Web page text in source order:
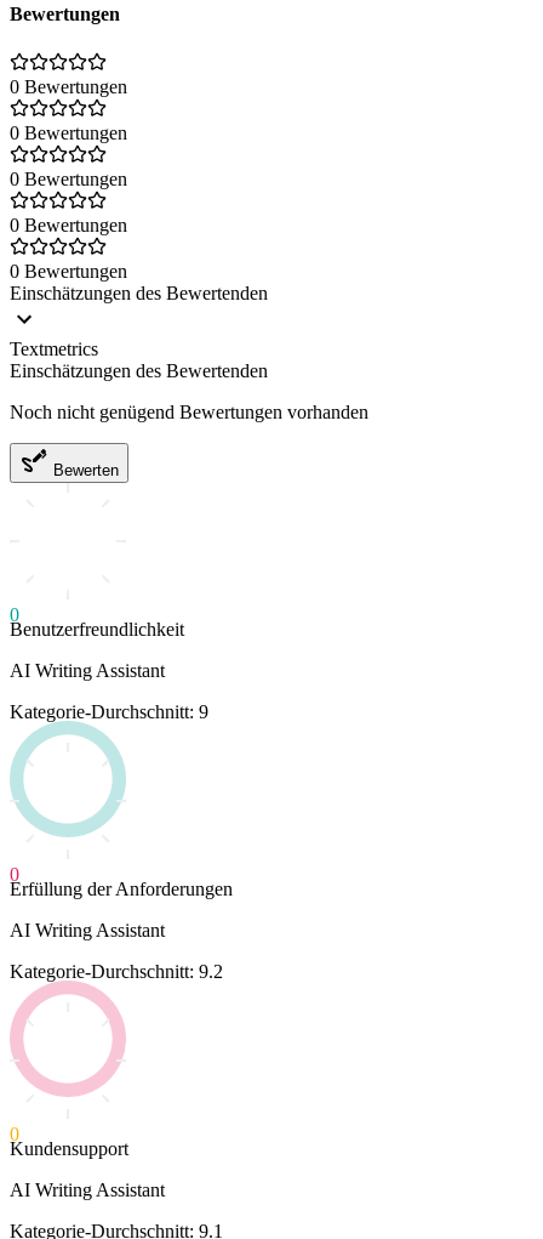
Bewertungen
0 Bewertungen
0 Bewertungen
0 Bewertungen
0 Bewertungen
0 Bewertungen
Einschätzungen des Bewertenden
Textmetrics
Einschätzungen des Bewertenden
Noch nicht genügend Bewertungen vorhanden
Bewerten
0
Benutzerfreundlichkeit
AI Writing Assistant
Kategorie-Durchschnitt: 9
0
Erfüllung der Anforderungen
AI Writing Assistant
Kategorie-Durchschnitt: 9.2
0
Kundensupport
AI Writing Assistant
Kategorie-Durchschnitt: 9.1